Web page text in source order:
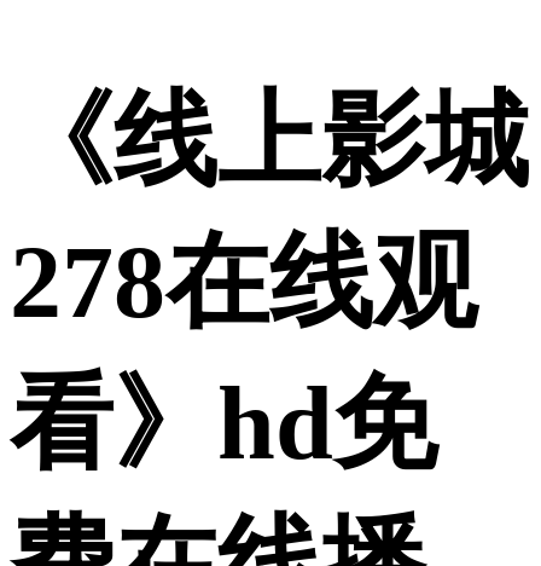
《线上影城
278在线观
看》hd免